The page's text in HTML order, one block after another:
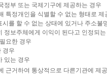
정부 또는 국제기구에 제공하는 경우
특정개인을 식별할 수 없는 형태로 제
를 할 수 없는 상태에 있거나 주소불
정보주체에게 이익이 된다고 인정되는
요한 경우
경우
있는 경우
근거하여 통상적으로 다른기관에 제